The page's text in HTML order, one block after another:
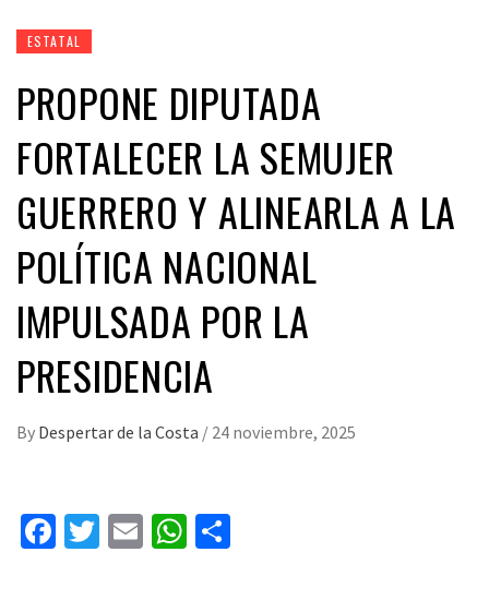
ESTATAL
PROPONE DIPUTADA
FORTALECER LA SEMUJER
GUERRERO Y ALINEARLA A LA
POLÍTICA NACIONAL
IMPULSADA POR LA
PRESIDENCIA
By Despertar de la Costa / 24 noviembre, 2025
Facebook
Twitter
EmailWhatsApp